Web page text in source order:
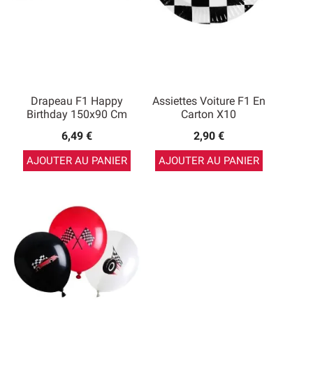
Drapeau F1 Happy
Birthday 150x90 Cm
6,49 €
AJOUTER AU PANIER
Assiettes Voiture F1 En
Carton X10
2,90 €
AJOUTER AU PANIER